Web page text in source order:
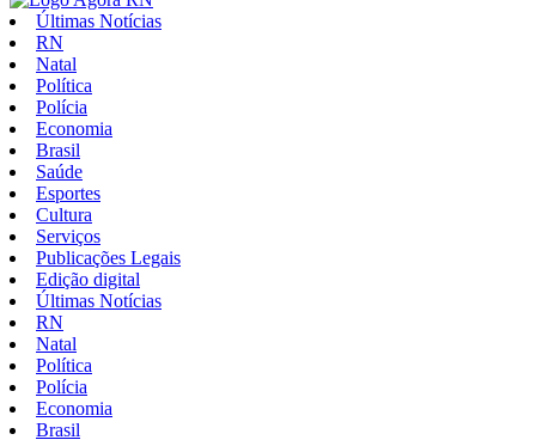
Últimas Notícias
RN
Natal
Política
Polícia
Economia
Brasil
Saúde
Esportes
Cultura
Serviços
Publicações Legais
Edição digital
Últimas Notícias
RN
Natal
Política
Polícia
Economia
Brasil